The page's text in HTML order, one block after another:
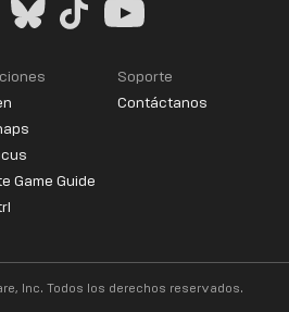
Game Guide
Soporte
Contáctanos
Inc. Todos los derechos reservados.